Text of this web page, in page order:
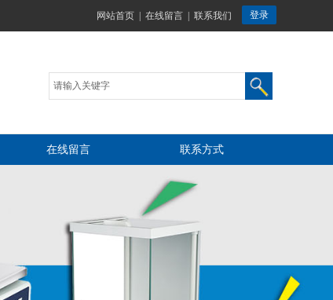
网站首页 在线留言 联系我们
在线留言 联系方式